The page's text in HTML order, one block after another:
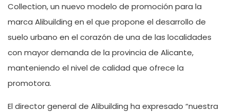
Collection, un nuevo modelo de promoción para la
marca Alibuilding en el que propone el desarrollo de
suelo urbano en el corazón de una de las localidades
con mayor demanda de la provincia de Alicante,
manteniendo el nivel de calidad que ofrece la
promotora.
El director general de Alibuilding ha expresado “nuestra